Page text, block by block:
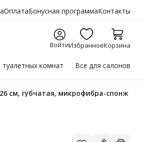
ОплатаБонусная программаКонтакты
ВойтиИзбранноеКорзина
туалетных комнат Все для салонов
см, губчатая, микрофибра-спонж